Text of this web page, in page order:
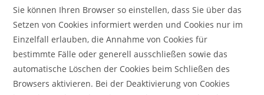
Sie können Ihren Browser so einstellen, dass Sie über das
Setzen von Cookies informiert werden und Cookies nur im
Einzelfall erlauben, die Annahme von Cookies für
bestimmte Fälle oder generell ausschließen sowie das
automatische Löschen der Cookies beim Schließen des
Browsers aktivieren. Bei der Deaktivierung von Cookies